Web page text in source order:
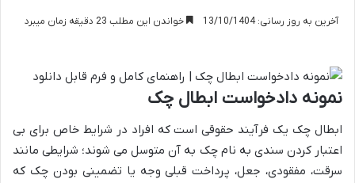
آخرین به روز رسانی: 13/10/1404 خواندن این مطلب 23 دقیقه زمان میبرد
نمونه دادخواست ابطال چک
ابطال چک یک فرآیند حقوقی است که افراد در شرایط خاص برای بی
اعتبار کردن سندی به نام چک به آن متوسل می شوند؛ شرایطی مانند
سرقت، مفقودی، جعل، پرداخت قبلی وجه یا تضمینی بودن چک که